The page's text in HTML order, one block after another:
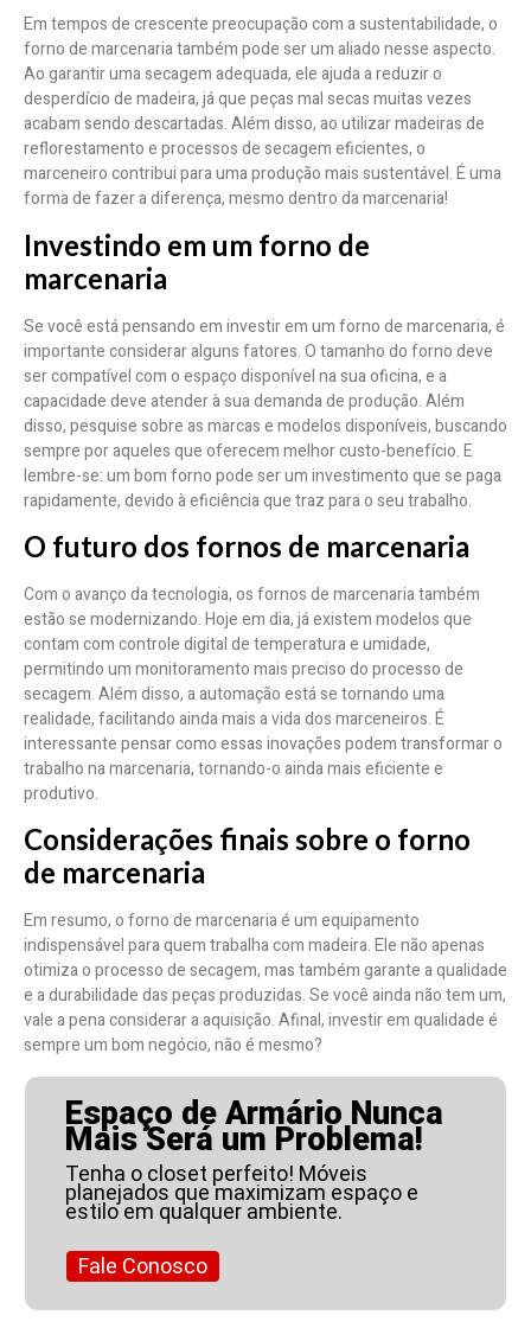
Em tempos de crescente preocupação com a sustentabilidade, o
forno de marcenaria também pode ser um aliado nesse aspecto.
Ao garantir uma secagem adequada, ele ajuda a reduzir o
desperdício de madeira, já que peças mal secas muitas vezes
acabam sendo descartadas. Além disso, ao utilizar madeiras de
reflorestamento e processos de secagem eficientes, o
marceneiro contribui para uma produção mais sustentável. É uma
forma de fazer a diferença, mesmo dentro da marcenaria!
Investindo em um forno de
marcenaria
Se você está pensando em investir em um forno de marcenaria, é
importante considerar alguns fatores. O tamanho do forno deve
ser compatível com o espaço disponível na sua oficina, e a
capacidade deve atender à sua demanda de produção. Além
disso, pesquise sobre as marcas e modelos disponíveis, buscando
sempre por aqueles que oferecem melhor custo-benefício. E
lembre-se: um bom forno pode ser um investimento que se paga
rapidamente, devido à eficiência que traz para o seu trabalho.
O futuro dos fornos de marcenaria
Com o avanço da tecnologia, os fornos de marcenaria também
estão se modernizando. Hoje em dia, já existem modelos que
contam com controle digital de temperatura e umidade,
permitindo um monitoramento mais preciso do processo de
secagem. Além disso, a automação está se tornando uma
realidade, facilitando ainda mais a vida dos marceneiros. É
interessante pensar como essas inovações podem transformar o
trabalho na marcenaria, tornando-o ainda mais eficiente e
produtivo.
Considerações finais sobre o forno
de marcenaria
Em resumo, o forno de marcenaria é um equipamento
indispensável para quem trabalha com madeira. Ele não apenas
otimiza o processo de secagem, mas também garante a qualidade
e a durabilidade das peças produzidas. Se você ainda não tem um,
vale a pena considerar a aquisição. Afinal, investir em qualidade é
sempre um bom negócio, não é mesmo?
Espaço de Armário Nunca
Mais Será um Problema!
Tenha o closet perfeito! Móveis
planejados que maximizam espaço e
estilo em qualquer ambiente.
Fale Conosco